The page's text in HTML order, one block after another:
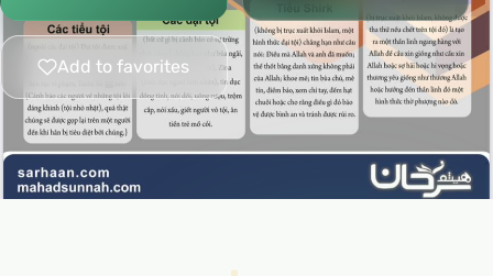
Add to favorites